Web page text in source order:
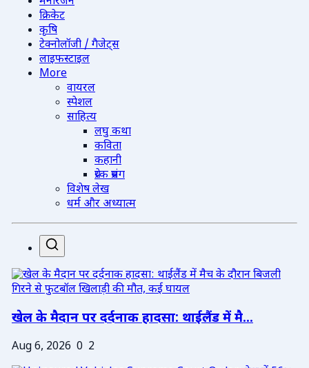
क्रिकेट
कृषि
टेक्नोलॉजी / गैजेट्स
लाइफस्टाइल
More
वायरल
स्पेशल
साहित्य
लघु कथा
कविता
कहानी
प्रेरक प्रसंग
विशेष लेख
धर्म और अध्यात्म
खेल के मैदान पर दर्दनाक हादसा: थाईलैंड में मै...
Aug 6, 2026 0 2